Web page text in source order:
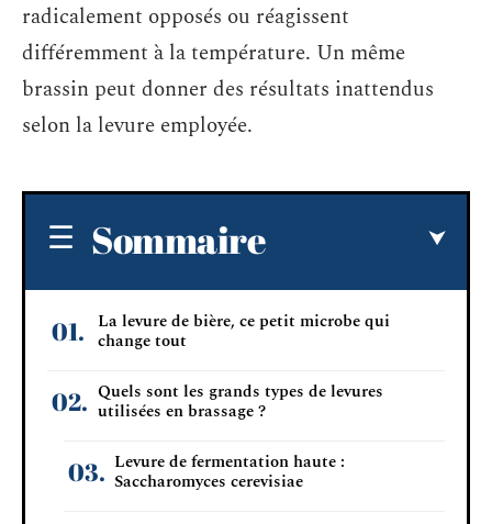
radicalement opposés ou réagissent
différemment à la température. Un même
brassin peut donner des résultats inattendus
selon la levure employée.
Sommaire
La levure de bière, ce petit microbe qui
change tout
Quels sont les grands types de levures
utilisées en brassage ?
Levure de fermentation haute :
Saccharomyces cerevisiae